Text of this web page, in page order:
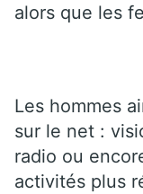
alors que les
Les hommes
sur le net :
radio ou
activités plus